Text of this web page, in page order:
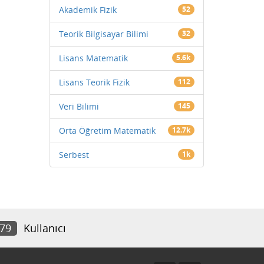
Akademik Fizik 52
Teorik Bilgisayar Bilimi 32
Lisans Matematik 5.6k
Lisans Teorik Fizik 112
Veri Bilimi 145
Orta Öğretim Matematik 12.7k
Serbest 1k
Kullanıcı